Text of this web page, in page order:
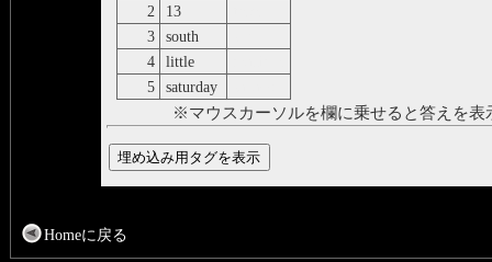
2
13
3
south
4
little
5
saturday
※マウスカーソルを欄に乗せると答えを表
Homeに戻る